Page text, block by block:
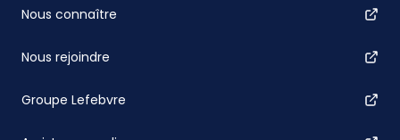
Nous connaître
Nous rejoindre
Groupe Lefebvre